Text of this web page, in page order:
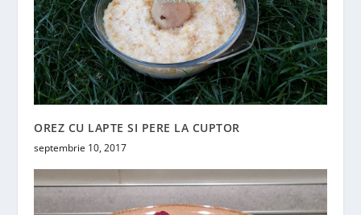
OREZ CU LAPTE SI PERE LA CUPTOR
septembrie 10, 2017